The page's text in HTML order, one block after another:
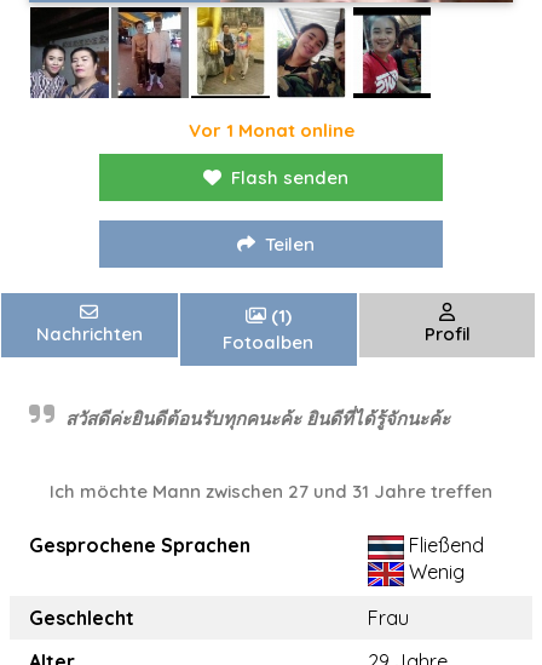
Vor 1 Monat online
Flash senden
Teilen
Nachrichten
(1)
Fotoalben
Profil
สวัสดีค่ะยินดีต้อนรับทุกคนะค้ะ ยินดีที่ได้รู้จักนะค้ะ
Ich möchte Mann zwischen 27 und 31 Jahre treffen
Gesprochene Sprachen
Fließend
Wenig
Geschlecht
Frau